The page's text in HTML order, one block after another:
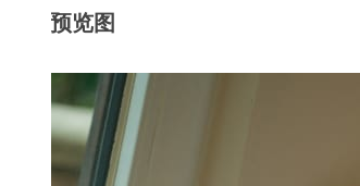
预览图